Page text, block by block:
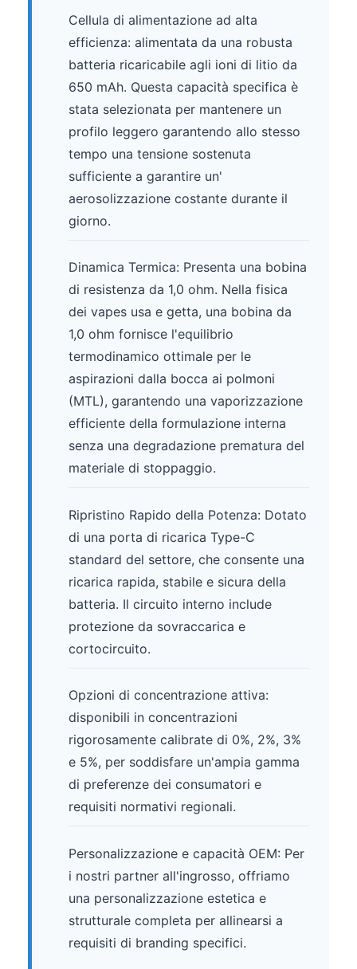
Cellula di alimentazione ad alta
efficienza: alimentata da una robusta
batteria ricaricabile agli ioni di litio da
650 mAh. Questa capacità specifica è
stata selezionata per mantenere un
profilo leggero garantendo allo stesso
tempo una tensione sostenuta
sufficiente a garantire un'
aerosolizzazione costante durante il
giorno.
Dinamica Termica: Presenta una bobina
di resistenza da 1,0 ohm. Nella fisica
dei vapes usa e getta, una bobina da
1,0 ohm fornisce l'equilibrio
termodinamico ottimale per le
aspirazioni dalla bocca ai polmoni
(MTL), garantendo una vaporizzazione
efficiente della formulazione interna
senza una degradazione prematura del
materiale di stoppaggio.
Ripristino Rapido della Potenza: Dotato
di una porta di ricarica Type-C
standard del settore, che consente una
ricarica rapida, stabile e sicura della
batteria. Il circuito interno include
protezione da sovraccarica e
cortocircuito.
Opzioni di concentrazione attiva:
disponibili in concentrazioni
rigorosamente calibrate di 0%, 2%, 3%
e 5%, per soddisfare un'ampia gamma
di preferenze dei consumatori e
requisiti normativi regionali.
Personalizzazione e capacità OEM: Per
i nostri partner all'ingrosso, offriamo
una personalizzazione estetica e
strutturale completa per allinearsi a
requisiti di branding specifici.